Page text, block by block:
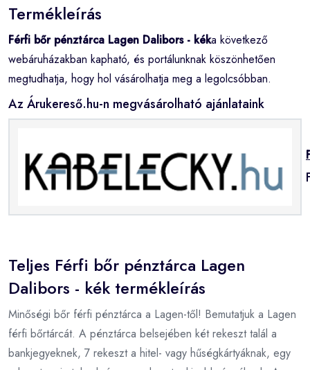
Termékleírás
Férfi bőr pénztárca Lagen Dalibors - kéka következő
webáruházakban kapható, és portálunknak köszönhetően
megtudhatja, hogy hol vásárolhatja meg a legolcsóbban.
Az Árukereső.hu-n megvásárolható ajánlataink
Teljes Férfi bőr pénztárca Lagen
Dalibors - kék termékleírás
Minőségi bőr férfi pénztárca a Lagen-től! Bemutatjuk a Lagen
férfi bőrtárcát. A pénztárca belsejében két rekeszt talál a
bankjegyeknek, 7 rekeszt a hitel- vagy hűségkártyáknak, egy